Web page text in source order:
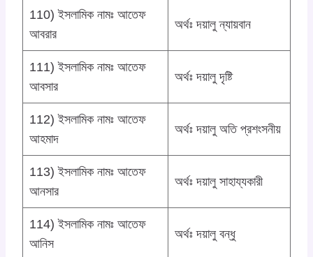
110) ইসলামিক নামঃ আতেফ
আবরার
অর্থঃ দয়ালু ন্যায়বান
111) ইসলামিক নামঃ আতেফ
আবসার
অর্থঃ দয়ালু দৃষ্টি
112) ইসলামিক নামঃ আতেফ
আহমাদ
অর্থঃ দয়ালু অতি প্রশংসনীয়
113) ইসলামিক নামঃ আতেফ
আনসার
অর্থঃ দয়ালু সাহায্যকারী
114) ইসলামিক নামঃ আতেফ
আনিস
অর্থঃ দয়ালু বন্ধু